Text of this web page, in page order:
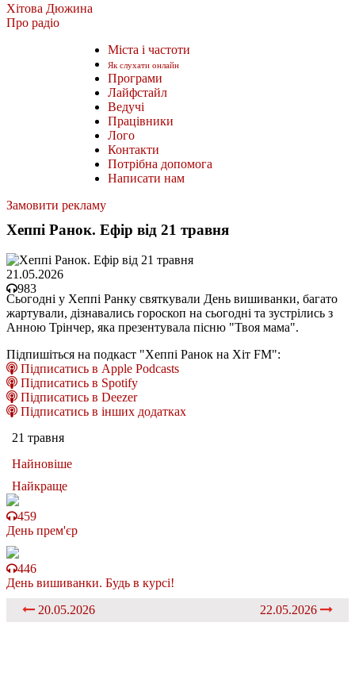
Хітова Дюжина
Про радіо
Міста і частоти
Як слухати онлайн
Програми
Лайфстайл
Ведучі
Працівники
Лого
Контакти
Потрібна допомога
Написати нам
Замовити рекламу
Хеппі Ранок. Ефір від 21 травня
21.05.2026
983
Сьогодні у Хеппі Ранку святкували День вишиванки, багато
жартували, дізнавались гороскоп на сьогодні та зустрілись з
Анною Трінчер, яка презентувала пісню "Твоя мама".
Підпишіться на подкаст "Хеппі Ранок на Хіт FM":
Підписатись в Apple Podcasts
Підписатись в Spotify
Підписатись в Deezer
Підписатись в інших додатках
21 травня
Найновіше
Найкраще
459
День прем'єр
446
День вишиванки. Будь в курсі!
20.05.2026
22.05.2026